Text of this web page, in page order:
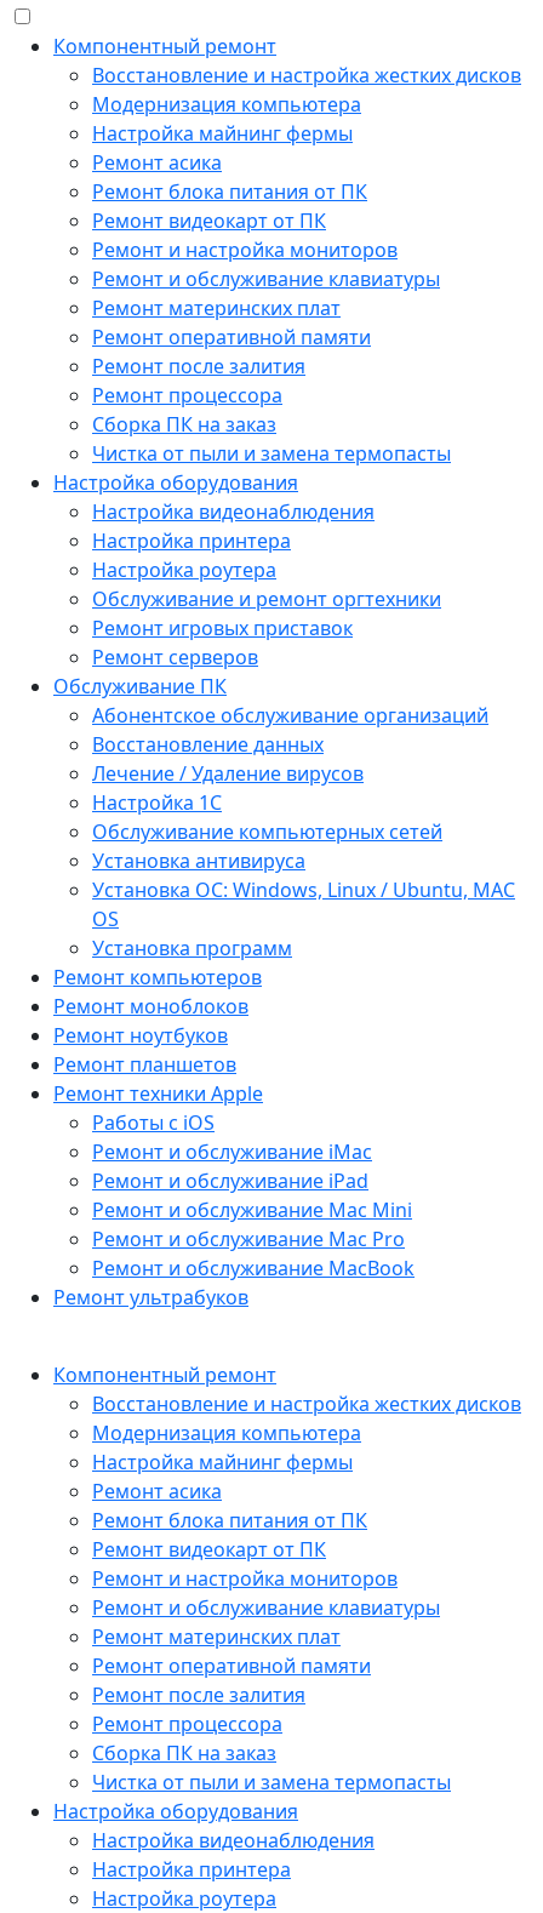
Компонентный ремонт
Восстановление и настройка жестких дисков
Модернизация компьютера
Настройка майнинг фермы
Ремонт асика
Ремонт блока питания от ПК
Ремонт видеокарт от ПК
Ремонт и настройка мониторов
Ремонт и обслуживание клавиатуры
Ремонт материнских плат
Ремонт оперативной памяти
Ремонт после залития
Ремонт процессора
Сборка ПК на заказ
Чистка от пыли и замена термопасты
Настройка оборудования
Настройка видеонаблюдения
Настройка принтера
Настройка роутера
Обслуживание и ремонт оргтехники
Ремонт игровых приставок
Ремонт серверов
Обслуживание ПК
Абонентское обслуживание организаций
Восстановление данных
Лечение / Удаление вирусов
Настройка 1С
Обслуживание компьютерных сетей
Установка антивируса
Установка ОС: Windows, Linux / Ubuntu, МАС
OS
Установка программ
Ремонт компьютеров
Ремонт моноблоков
Ремонт ноутбуков
Ремонт планшетов
Ремонт техники Apple
Работы с iOS
Ремонт и обслуживание iMac
Ремонт и обслуживание iPad
Ремонт и обслуживание Mac Mini
Ремонт и обслуживание Mac Pro
Ремонт и обслуживание MacBook
Ремонт ультрабуков
Компонентный ремонт
Восстановление и настройка жестких дисков
Модернизация компьютера
Настройка майнинг фермы
Ремонт асика
Ремонт блока питания от ПК
Ремонт видеокарт от ПК
Ремонт и настройка мониторов
Ремонт и обслуживание клавиатуры
Ремонт материнских плат
Ремонт оперативной памяти
Ремонт после залития
Ремонт процессора
Сборка ПК на заказ
Чистка от пыли и замена термопасты
Настройка оборудования
Настройка видеонаблюдения
Настройка принтера
Настройка роутера